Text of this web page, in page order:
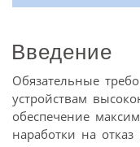
Введение
Обязательные
устройствам
обеспечение
наработки на